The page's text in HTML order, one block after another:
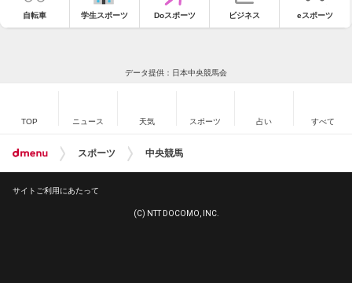
自転車 学生スポーツ Doスポーツ ビジネス eスポーツ
データ提供：日本中央競馬会
TOP ニュース 天気 スポーツ 占い すべて
スポーツ 中央競馬
サイトご利用にあたって
(C) NTT DOCOMO, INC.